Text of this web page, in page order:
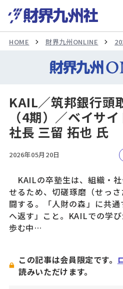
HOME 財界九州ONLINE
KAIL／筑邦銀行頭
（4期）／ベイサ
社長 三留 拓也 氏
2026年05月20日
KAILの卒塾生は、組織・
せるため、切磋琢磨（せっ
闘する。「人財の森」に共
へ返す」こと。KAILでの学
歩む中…
この記事は会員限定です。
読みいただけます。